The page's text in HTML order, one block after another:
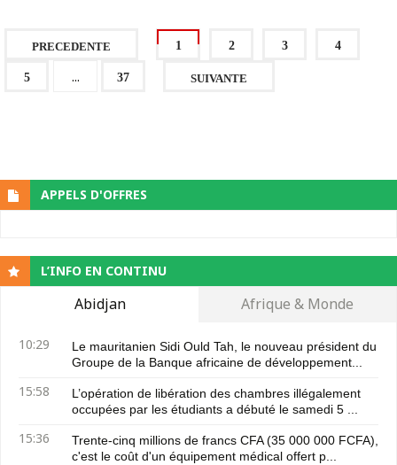
PRECEDENTE 1 2 3 4
5 ... 37 SUIVANTE
APPELS D'OFFRES
L’INFO EN CONTINU
Abidjan Afrique & Monde
10:29
Le mauritanien Sidi Ould Tah, le nouveau président du
Groupe de la Banque africaine de développement...
15:58
L’opération de libération des chambres illégalement
occupées par les étudiants a débuté le samedi 5 ...
15:36
Trente-cinq millions de francs CFA (35 000 000 FCFA),
c'est le coût d'un équipement médical offert p...